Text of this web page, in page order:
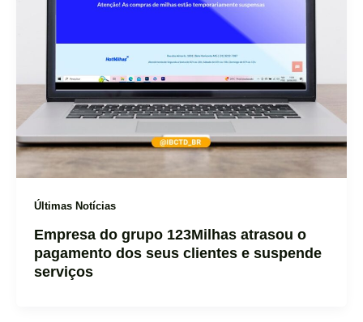
Últimas Notícias
Empresa do grupo 123Milhas atrasou o
pagamento dos seus clientes e suspende
serviços